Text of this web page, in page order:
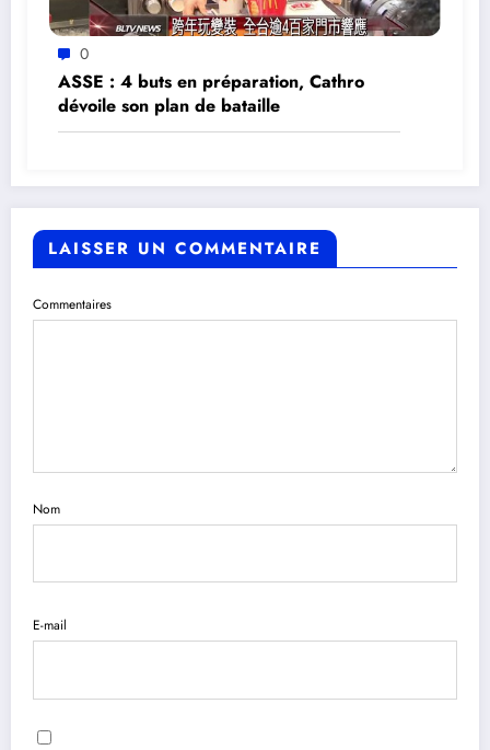
0
ASSE : 4 buts en préparation, Cathro
dévoile son plan de bataille
LAISSER UN COMMENTAIRE
Commentaires
Nom
E-mail